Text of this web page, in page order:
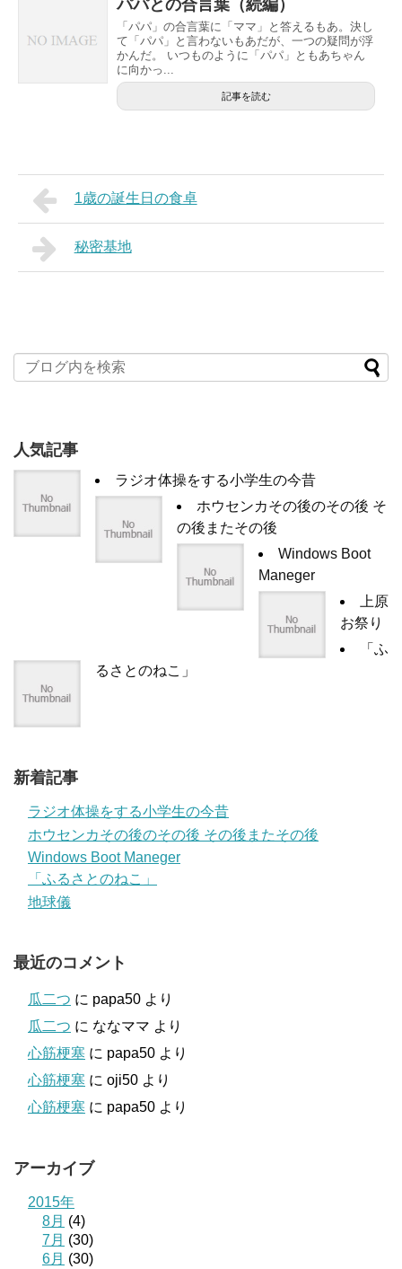
パパとの合言葉（続編）
「パパ」の合言葉に「ママ」と答えるもあ。決し
て「パパ」と言わないもあだが、一つの疑問が浮
かんだ。 いつものように「パパ」ともあちゃん
に向かっ...
記事を読む
1歳の誕生日の食卓
秘密基地
人気記事
ラジオ体操をする小学生の今昔
ホウセンカその後のその後 そ
の後またその後
Windows Boot
Maneger
上原
お祭り
「ふ
るさとのねこ」
新着記事
ラジオ体操をする小学生の今昔
ホウセンカその後のその後 その後またその後
Windows Boot Maneger
「ふるさとのねこ」
地球儀
最近のコメント
瓜二つ に papa50 より
瓜二つ に ななママ より
心筋梗塞 に papa50 より
心筋梗塞 に oji50 より
心筋梗塞 に papa50 より
アーカイブ
2015年
8月 (4)
7月 (30)
6月 (30)